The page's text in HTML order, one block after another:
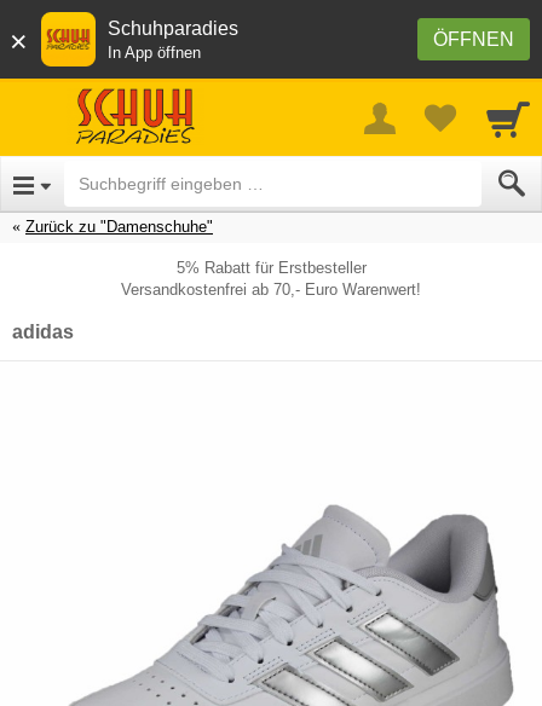
× ÖFFNEN
Schuhparadies
In App öffnen
Zurück zu "Damenschuhe"
5% Rabatt für Erstbesteller
Versandkostenfrei ab 70,- Euro Warenwert!
adidas